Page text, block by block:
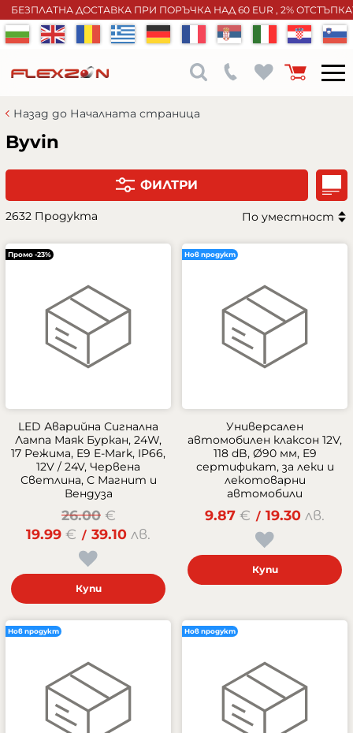
БЕЗПЛАТНА ДОСТАВКА ПРИ ПОРЪЧКА НАД 60 EUR , 2%
Назад до Началната страница
Byvin
ФИЛТРИ
2632 Продукта По уместност
LED Аварийна Сигнална
Лампа Маяк Буркан, 24W,
17 Режима, E9 E-Mark, IP66,
12V / 24V, Червена
Светлина, С Магнит и
Вендуза
26.00 €
19.99 € / 39.10 лв.
Купи
Промо -23%
Универсален
автомобилен клаксон 12V,
118 dB, Ø90 мм, E9
сертификат, за леки и
лекотоварни
автомобили
9.87 € / 19.30 лв.
Купи
Нов продукт
Нов продукт Нов продукт